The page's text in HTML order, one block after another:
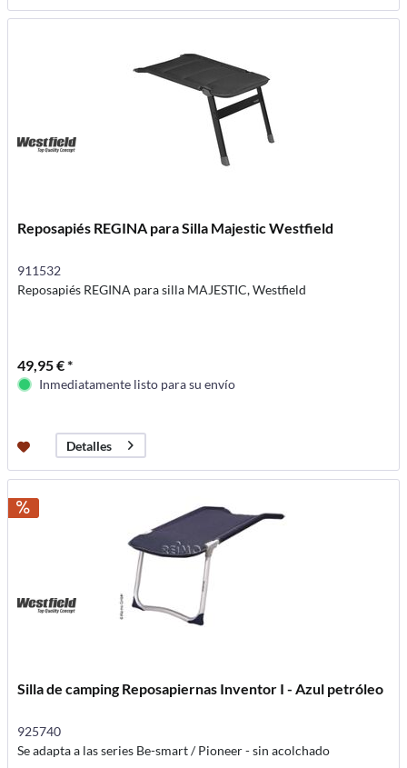
Reposapiés REGINA para Silla Majestic Westfield
911532
Reposapiés REGINA para silla MAJESTIC, Westfield
49,95 € *
Inmediatamente listo para su envío
Detalles
Silla de camping Reposapiernas Inventor I - Azul petróleo
925740
Se adapta a las series Be-smart / Pioneer - sin acolchado